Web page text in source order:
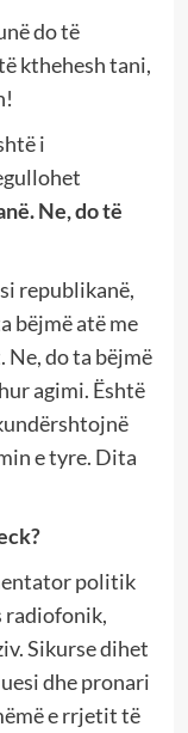
do të
kthehesh tani,
i
Ne, do të
republikanë,
bëjmë atë me
Ne, do ta bëjmë
agimi. Është
e tyre. Dita
politik
radiofonik,
Sikurse dihet
dhe pronari
e rrjetit të